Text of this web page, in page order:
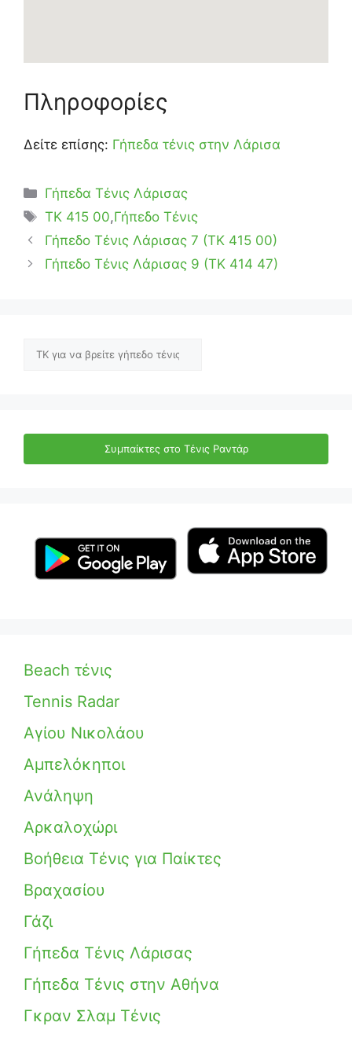
Πληροφορίες
Δείτε επίσης: Γήπεδα τένις στην Λάρισα
Κατηγορίες
Γήπεδα Τένις Λάρισας
Ετικέτες
TK 415 00,Γήπεδο Τένις
Γήπεδο Τένις Λάρισας 7 (ΤΚ 415 00)
Γήπεδο Τένις Λάρισας 9 (ΤΚ 414 47)
Αναζήτηση
Συμπαίκτες στο Τένις Ραντάρ
Beach τένις
Tennis Radar
Αγίου Νικολάου
Αμπελόκηποι
Ανάληψη
Αρκαλοχώρι
Βοήθεια Τένις για Παίκτες
Βραχασίου
Γάζι
Γήπεδα Τένις Λάρισας
Γήπεδα Τένις στην Αθήνα
Γκραν Σλαμ Τένις